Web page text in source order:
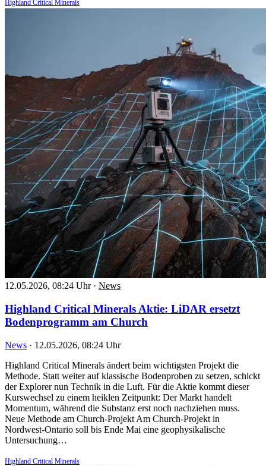
Highland Critical Minerals
12.05.2026, 08:24 Uhr · News
Highland Critical Minerals Aktie: LiDAR ersetzt
Bodenprogramm am Church
News · 12.05.2026, 08:24 Uhr
Highland Critical Minerals ändert beim wichtigsten Projekt die
Methode. Statt weiter auf klassische Bodenproben zu setzen, schickt
der Explorer nun Technik in die Luft. Für die Aktie kommt dieser
Kurswechsel zu einem heiklen Zeitpunkt: Der Markt handelt
Momentum, während die Substanz erst noch nachziehen muss.
Neue Methode am Church-Projekt Am Church-Projekt in
Nordwest-Ontario soll bis Ende Mai eine geophysikalische
Untersuchung…
Highland Critical Minerals